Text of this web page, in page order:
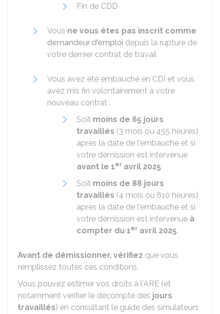
Fin de CDD
Vous ne vous êtes pas inscrit comme
demandeur d'emploi depuis la rupture de
votre dernier contrat de travail
Vous avez été embauché en CDI et vous
avez mis fin volontairement à votre
nouveau contrat :
Soit moins de 65 jours
travaillés (3 mois ou 455 heures)
après la date de l'embauche et si
votre démission est intervenue
avant le 1er avril 2025
Soit moins de 88 jours
travaillés (4 mois ou 610 heures)
après la date de l'embauche et si
votre démission est intervenue à
compter du 1er avril 2025.
Avant de démissionner, vérifiez que vous
remplissez toutes ces conditions.
Vous pouvez estimer vos droits à l'ARE (et
notamment vérifier le décompte des jours
travaillés) en consultant le guide des simulateurs